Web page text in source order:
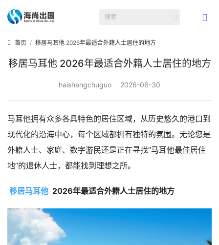
首页 移居马耳他 2026年最适合外籍人士居住的地方
移居马耳他 2026年最适合外籍人士居住的地方
haishangchuguo 2026-06-30
马耳他拥有众多各具特色的居住区域，从历史悠久的港口到
现代化的沿海中心，每个区域都拥有独特的氛围。无论您是
外籍人士、家庭、数字游民还是正在寻找“马耳他最佳居住
地”的退休人士，都能找到理想之所。
移居马耳他 2026年最适合外籍人士居住的地方